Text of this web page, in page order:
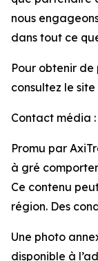
nous
dans tout ce
Pour obtenir de
consultez le site
Contact média :
Promu par
à gré
Ce contenu
région. Des
Une photo
disponible à